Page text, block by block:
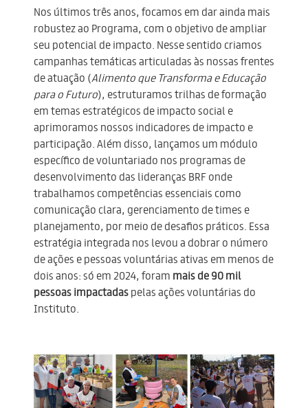
Nos últimos três anos, focamos em dar ainda mais
robustez ao Programa, com o objetivo de ampliar
seu potencial de impacto. Nesse sentido criamos
campanhas temáticas articuladas às nossas frentes
de atuação (Alimento que Transforma e Educação
para o Futuro), estruturamos trilhas de formação
em temas estratégicos de impacto social e
aprimoramos nossos indicadores de impacto e
participação. Além disso, lançamos um módulo
específico de voluntariado nos programas de
desenvolvimento das lideranças BRF onde
trabalhamos competências essenciais como
comunicação clara, gerenciamento de times e
planejamento, por meio de desafios práticos. Essa
estratégia integrada nos levou a dobrar o número
de ações e pessoas voluntárias ativas em menos de
dois anos: só em 2024, foram mais de 90 mil
pessoas impactadaspelas ações voluntárias do
Instituto.